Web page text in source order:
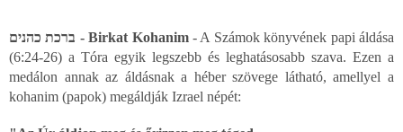
ברכת כהנים - Birkat Kohanim- A Számok könyvének papi áldása
(6:24-26) a Tóra egyik legszebb és leghatásosabb szava. Ezen a
medálon annak az áldásnak a héber szövege látható, amellyel a
kohanim (papok) megáldják Izrael népét: